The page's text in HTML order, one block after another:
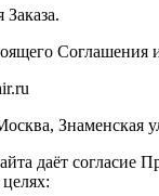
Соглашения
даёт